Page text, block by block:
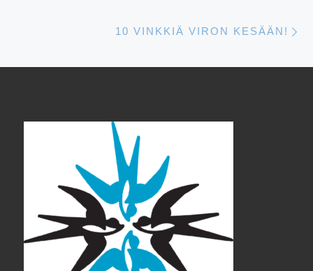
10 VINKKIÄ VIRON KESÄÄN!